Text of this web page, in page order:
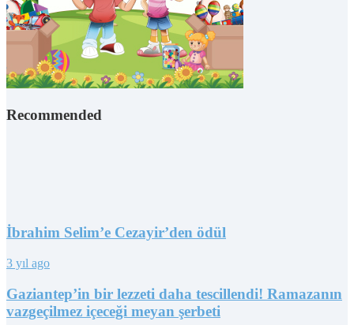
Recommended
İbrahim Selim’e Cezayir’den ödül
3 yıl ago
Gaziantep’in bir lezzeti daha tescillendi! Ramazanın
vazgeçilmez içeceği meyan şerbeti